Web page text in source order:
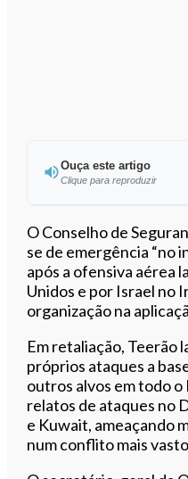
Ouça este artigo
Clique para reproduzir
Ouvir
O Conselho de
se de emergência “no
após a ofensiva aérea
Unidos e por Israel no
organização na
Em retaliação, Teerão
próprios ataques a
outros alvos em todo
relatos de ataques no
e Kuwait, ameaçando
num conflito mais